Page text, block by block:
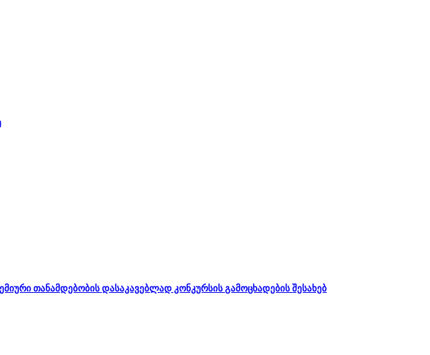
თანამდებობის დასაკავებლად კონკურსის გამოცხადების შესახებ